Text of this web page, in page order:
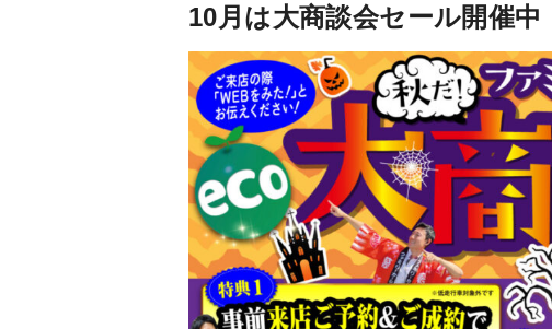
10月は大商談会セール開催中